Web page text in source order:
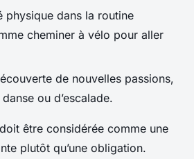
physique dans la routine
cheminer à vélo pour aller
de nouvelles passions,
danse ou d’escalade.
être considérée comme une
plutôt qu’une obligation.